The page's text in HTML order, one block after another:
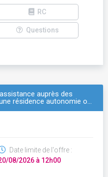
RC
Questions
auprès des
résidence autonomie o…
Date limite de l'offre :
08/2026 à 12h00